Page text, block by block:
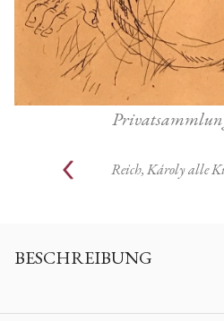
Reich, Károly alle
BESCHREIBUNG